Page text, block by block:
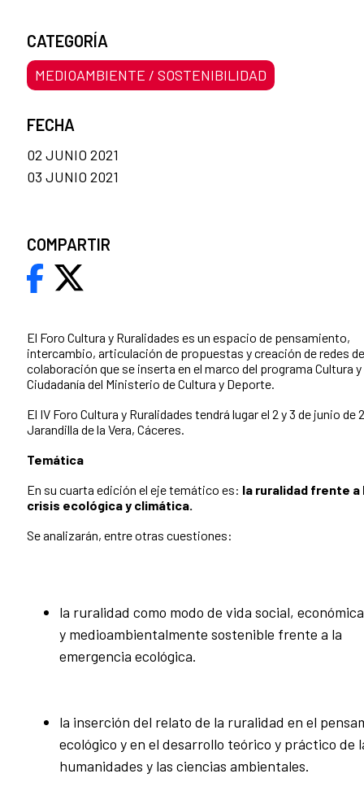
El Foro Cultura y Ruralidades es un espacio de pensamiento,
intercambio, articulación de propuestas y creación de redes de
colaboración que se inserta en el marco del programa Cultura y
Ciudadanía del Ministerio de Cultura y Deporte.
El IV Foro Cultura y Ruralidades tendrá lugar el 2 y 3 de junio de
Jarandilla de la Vera, Cáceres.
Temática
En su cuarta edición el eje temático es: la ruralidad frente a
crisis ecológica y climática.
Se analizarán, entre otras cuestiones:
la ruralidad como modo de vida social,
y medioambientalmente sostenible frente a la
emergencia ecológica.
la inserción del relato de la ruralidad en el
ecológico y en el desarrollo teórico y práctico de
humanidades y las ciencias ambientales.
CATEGORÍA
MEDIOAMBIENTE / SOSTENIBILIDAD
FECHA
02 JUNIO 2021
03 JUNIO 2021
COMPARTIR